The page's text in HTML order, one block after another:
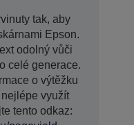
tak, aby
Epson.
odolný vůči
celé generace.
o výtěžku
využít
tento odkaz: